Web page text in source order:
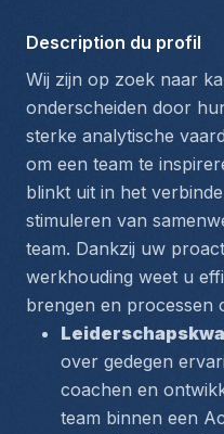
Description du profil
Wij zijn op zoek naar
onderscheiden door
sterke analytische
om een team te
blinkt uit in het
stimuleren van
team. Dankzij uw
werkhouding weet u
brengen en processen
over gedegen
coachen en
team binnen een